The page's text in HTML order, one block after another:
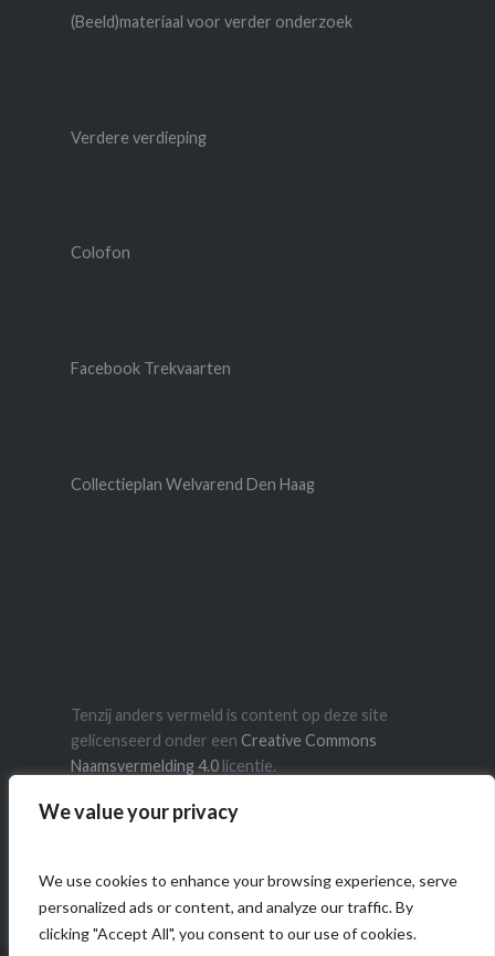
We value your privacy
We use cookies to enhance your browsing experience, serve
personalized ads or content, and analyze our traffic. By
clicking "Accept All", you consent to our use of cookies.
(Beeld)materiaal voor verder onderzoek
Verdere verdieping
Colofon
Facebook Trekvaarten
Collectieplan Welvarend Den Haag
Tenzij anders vermeld is content op deze site
gelicenseerd onder een Creative Commons
Naamsvermelding 4.0licentie.